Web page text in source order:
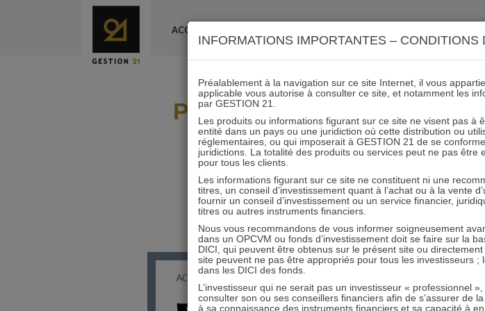
ACCUEIL
Publication des rapports
IMMOBILIER
05.02.2026 - Partagez
Les messages
Trois nombres à retenir : 21 – 7 –
11
1) Le bilan : 21 – 7
INFORMATIONS IMPORTANTES – CONDITIONS
Préalablement à la navigation sur ce site Internet, il vous
applicable vous autorise à consulter ce site, et notamment les
par GESTION 21.
Les produits ou informations figurant sur ce site ne visent pas à
entité dans un pays ou une juridiction où cette distribution ou
réglementaires, ou qui imposerait à GESTION 21 de se
juridictions. La totalité des produits ou services peut ne pas
pour tous les clients.
Les informations figurant sur ce site ne constituent ni une
titres, un conseil d’investissement quant à l’achat ou à la vente
fournir un conseil d’investissement ou un service financier,
titres ou autres instruments financiers.
Nous vous recommandons de vous informer soigneusement
dans un OPCVM ou fonds d’investissement doit se faire sur la
DICI, qui peuvent être obtenus sur le présent site ou
site peuvent ne pas être appropriés pour tous les investisseurs ;
dans les DICI des fonds.
L’investisseur qui ne serait pas un investisseur « professionnel
consulter son ou ses conseillers financiers afin de s’assurer de
à sa connaissance des instruments financiers et sa capacité à